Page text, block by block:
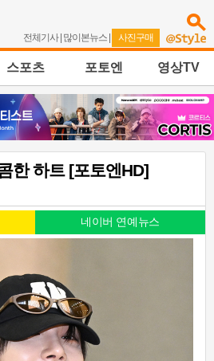
전체기사| 많이본뉴스 | 사진구매
스포츠 포토엔 영상TV
한 하트 [포토엔HD]
네이버 연예뉴스